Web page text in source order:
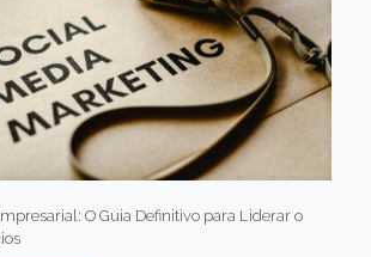
O Guia Definitivo para Liderar o